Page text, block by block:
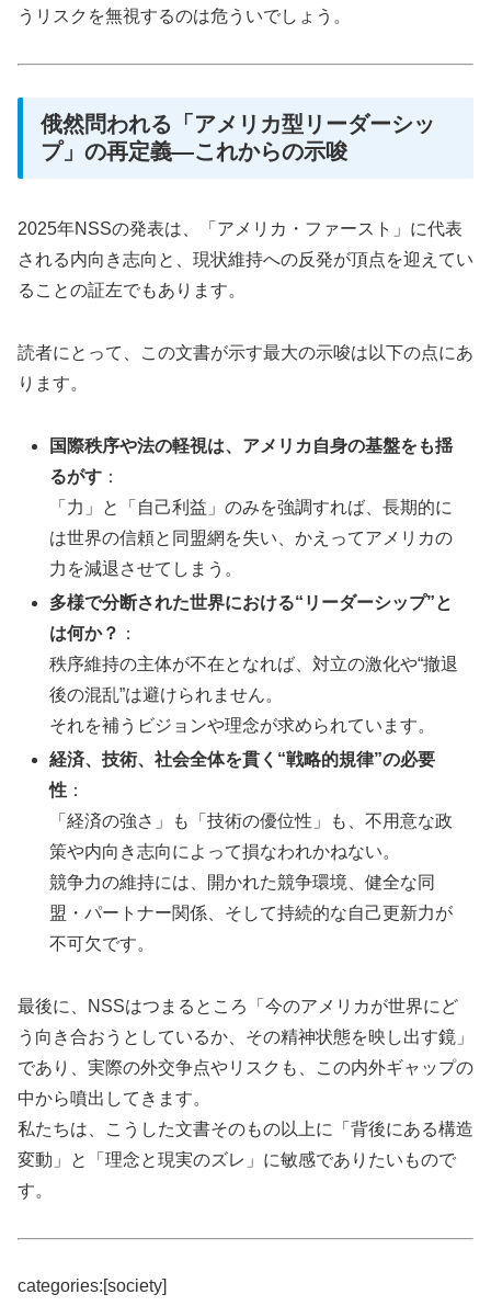
うリスクを無視するのは危ういでしょう。
俄然問われる「アメリカ型リーダーシッ
プ」の再定義―これからの示唆
2025年NSSの発表は、「アメリカ・ファースト」に代表
される内向き志向と、現状維持への反発が頂点を迎えてい
ることの証左でもあります。
読者にとって、この文書が示す最大の示唆は以下の点にあ
ります。
国際秩序や法の軽視は、アメリカ自身の基盤をも揺
るがす ：
「力」と「自己利益」のみを強調すれば、長期的に
は世界の信頼と同盟網を失い、かえってアメリカの
力を減退させてしまう。
多様で分断された世界における“リーダーシップ”と
は何か？ ：
秩序維持の主体が不在となれば、対立の激化や“撤退
後の混乱”は避けられません。
それを補うビジョンや理念が求められています。
経済、技術、社会全体を貫く“戦略的規律”の必要
性 ：
「経済の強さ」も「技術の優位性」も、不用意な政
策や内向き志向によって損なわれかねない。
競争力の維持には、開かれた競争環境、健全な同
盟・パートナー関係、そして持続的な自己更新力が
不可欠です。
最後に、NSSはつまるところ「今のアメリカが世界にど
う向き合おうとしているか、その精神状態を映し出す鏡」
であり、実際の外交争点やリスクも、この内外ギャップの
中から噴出してきます。
私たちは、こうした文書そのもの以上に「背後にある構造
変動」と「理念と現実のズレ」に敏感でありたいもので
す。
categories:[society]